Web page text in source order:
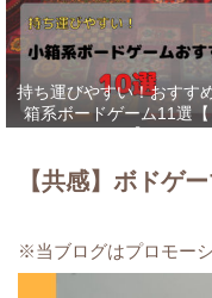
持ち運びやすい！おすす
箱系ボードゲーム11選
め】
【共感】ボドゲ
※当ブログはプロモー